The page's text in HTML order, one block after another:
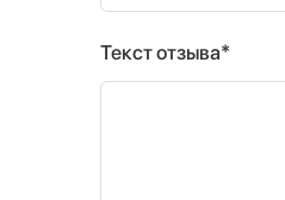
Текст отзыва*